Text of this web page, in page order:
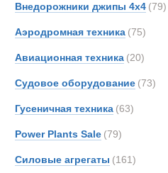
Внедорожники джипы 4х4 (79)
Аэродромная техника (75)
Авиационная техника (20)
Судовое оборудование (73)
Гусеничная техника (63)
Power Plants Sale (79)
Силовые агрегаты (161)